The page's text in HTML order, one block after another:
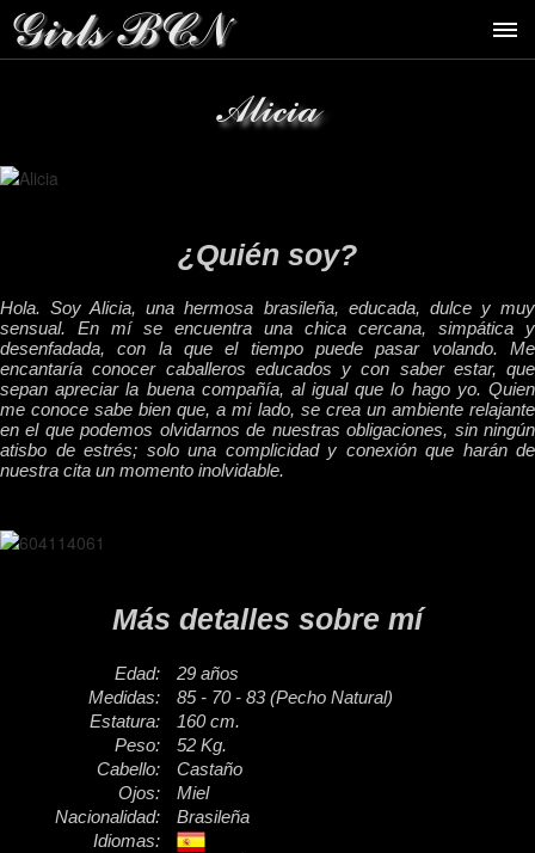
Alicia
¿Quién soy?
Hola. Soy Alicia, una hermosa brasileña, educada, dulce y muy
sensual. En mí se encuentra una chica cercana, simpática y
desenfadada, con la que el tiempo puede pasar volando. Me
encantaría conocer caballeros educados y con saber estar, que
sepan apreciar la buena compañía, al igual que lo hago yo. Quien
me conoce sabe bien que, a mi lado, se crea un ambiente relajante
en el que podemos olvidarnos de nuestras obligaciones, sin ningún
atisbo de estrés; solo una complicidad y conexión que harán de
nuestra cita un momento inolvidable.
Más detalles sobre mí
Edad:
29 años
Medidas:
85 - 70 - 83 (Pecho Natural)
Estatura:
160 cm.
Peso:
52 Kg.
Cabello:
Castaño
Ojos:
Miel
Nacionalidad:
Brasileña
Idiomas: